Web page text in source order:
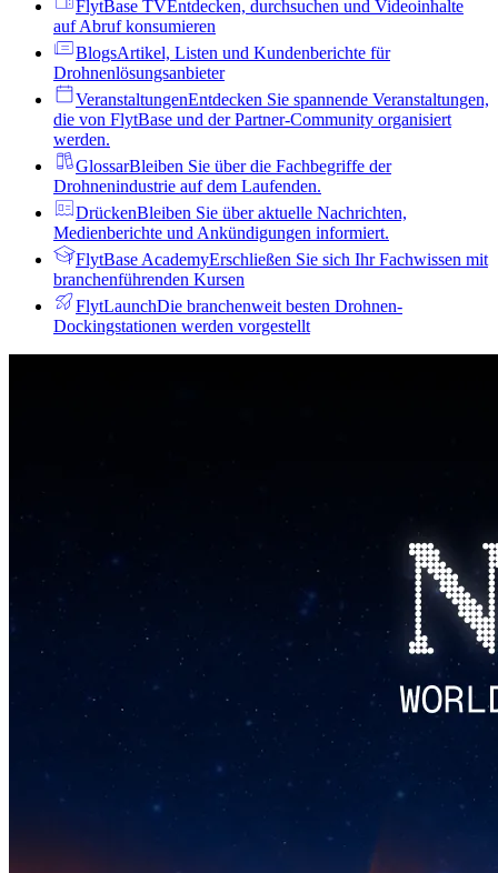
FlytBase TVEntdecken, durchsuchen und Videoinhalte
auf Abruf konsumieren
BlogsArtikel, Listen und Kundenberichte für
Drohnenlösungsanbieter
VeranstaltungenEntdecken Sie spannende Veranstaltungen,
die von FlytBase und der Partner-Community organisiert
werden.
GlossarBleiben Sie über die Fachbegriffe der
Drohnenindustrie auf dem Laufenden.
DrückenBleiben Sie über aktuelle Nachrichten,
Medienberichte und Ankündigungen informiert.
FlytBase AcademyErschließen Sie sich Ihr Fachwissen mit
branchenführenden Kursen
FlytLaunchDie branchenweit besten Drohnen-
Dockingstationen werden vorgestellt